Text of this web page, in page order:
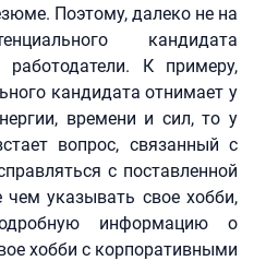
Поэтому, далеко не на
кандидата
работодатели. К примеру,
кандидата отнимает у
времени и сил, то у
вопрос, связанный с
с поставленной
указывать свое хобби,
информацию о
хобби с корпоративными